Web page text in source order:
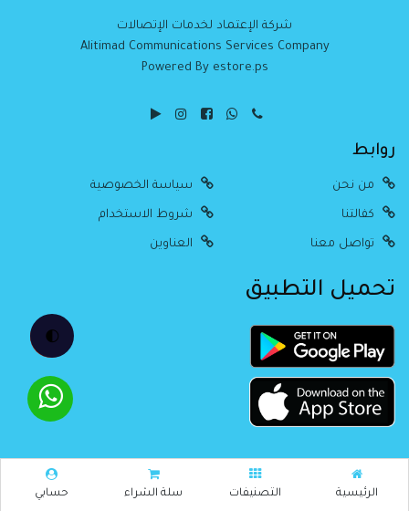
🌓
الرئيسية التصنيفات سلة الشراء حسابي
شركة الإعتماد لخدمات الإتصالات
Alitimad Communications Services Company
Powered By estore.ps
روابط
من نحن سياسة الخصوصية
كفالتنا شروط الاستخدام
تواصل معنا العناوين
تحميل التطبيق
جميع الحقوق محفوظة Alitimad @ Created By Estore